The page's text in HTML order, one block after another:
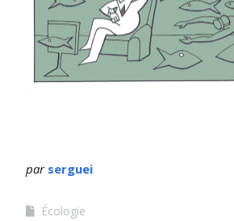
par serguei
Écologie